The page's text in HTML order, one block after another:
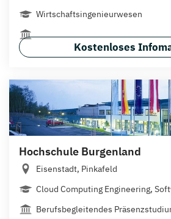
Wirtschaftsingenieurwesen
Kostenloses
Hochschule Burgenland
Eisenstadt, Pinkafeld
Cloud Computing Engineering,
Berufsbegleitendes